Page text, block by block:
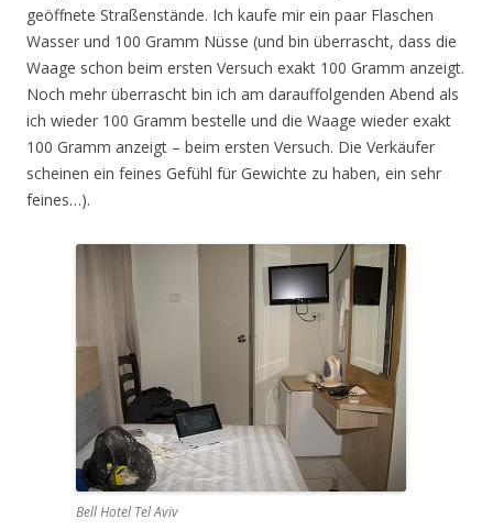
geöffnete Straßenstände. Ich kaufe mir ein paar Flaschen
Wasser und 100 Gramm Nüsse (und bin überrascht, dass die
Waage schon beim ersten Versuch exakt 100 Gramm anzeigt.
Noch mehr überrascht bin ich am darauffolgenden Abend als
ich wieder 100 Gramm bestelle und die Waage wieder exakt
100 Gramm anzeigt – beim ersten Versuch. Die Verkäufer
scheinen ein feines Gefühl für Gewichte zu haben, ein sehr
feines…).
Bell Hotel Tel Aviv